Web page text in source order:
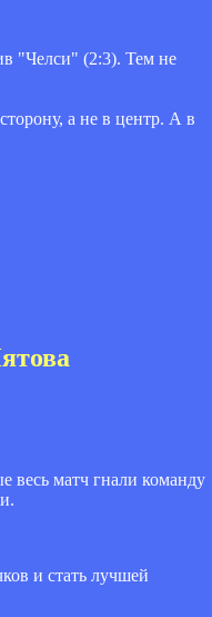
"Челси" (2:3). Тем не
а не в центр. А в
весь матч гнали команду
и стать лучшей